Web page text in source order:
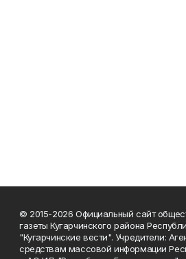
© 2015-2026 Официальный сайт
газеты Кугарчинского района
"Кугарчинские вести". Учредители:
средствам массовой информации